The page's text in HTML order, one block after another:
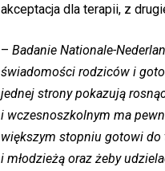
akceptacja dla terapii, z
– Badanie Nationale-
świadomości rodziców i
jednej strony pokazują
i wczesnoszkolnym ma
większym stopniu gotowi do
i młodzieżą oraz żeby